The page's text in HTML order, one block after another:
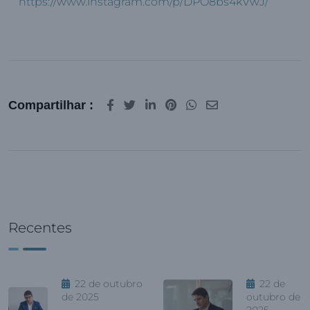
Compartilhar :
Recentes
22 de outubro
de 2025
22 de
outubro de